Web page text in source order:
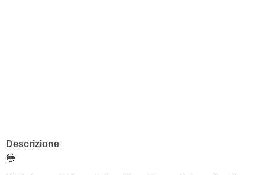
Descrizione
🔵